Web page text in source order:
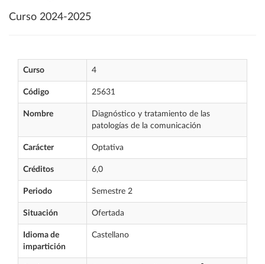
Curso 2024-2025
Curso 4
Código 25631
Nombre
Diagnóstico y tratamiento de las
patologías de la comunicación
Carácter Optativa
Créditos 6,0
Periodo Semestre 2
Situación Ofertada
Idioma de
impartición
Castellano